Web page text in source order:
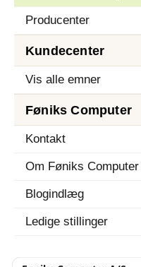
Producenter
Kundecenter
Vis alle emner
Føniks Computer
Kontakt
Om Føniks Computer
Blogindlæg
Ledige stillinger